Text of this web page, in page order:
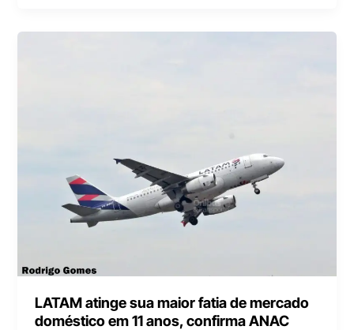
LATAM atinge sua maior fatia de mercado
doméstico em 11 anos, confirma ANAC